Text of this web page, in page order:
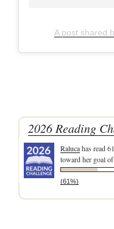
A post shared
2026 Reading
Ralucahas read
toward her goal
(61%)